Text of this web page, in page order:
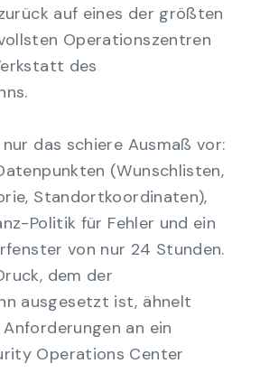
Demo anfordern
auf eines der größten
Operationszentren
des
das schiere Ausmaß vor:
(Wunschlisten,
Standortkoordinaten),
Politik für Fehler und ein
von nur 24 Stunden.
dem der
ausgesetzt ist, ähnelt
an ein
Operations Center